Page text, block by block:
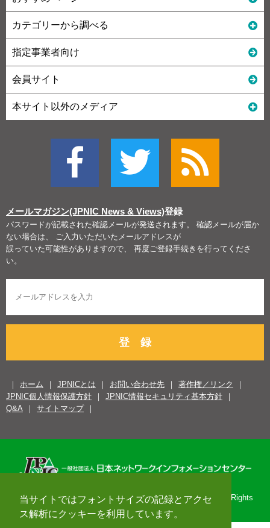
当サイトではフォントサイズの記録とアクセ
ス解析にクッキーを利用しています。
カテゴリーから調べる
指定事業者向け
会員サイト
本サイト以外のメディア
メールマガジン(JPNIC News & Views)登録
パスワードが記載された確認メールが発送されます。 確認メールが届か
ない場合は、 ご入力いただいたメールアドレスが
誤っていた可能性がありますので、 再度ご登録手続きを行ってくださ
い。
登 録
ホーム JPNICとは お問い合わせ先
著作権／リンク
JPNIC個人情報保護方針
JPNIC情報セキュリティ基本方針
Q&A
サイトマップ
Copyright© 1996-2026 Japan Network Information Center. All Rights
Reserved.